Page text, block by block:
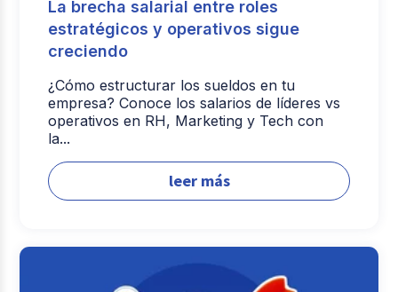
La brecha salarial entre roles
estratégicos y operativos sigue
creciendo
¿Cómo estructurar los sueldos en tu
empresa? Conoce los salarios de líderes vs
operativos en RH, Marketing y Tech con
la...
leer más